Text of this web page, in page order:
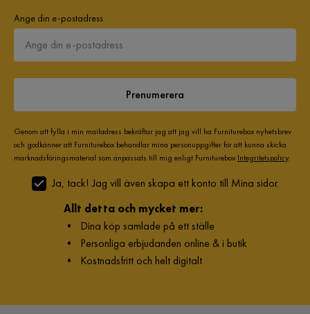
Ange din e-postadress
Prenumerera
Genom att fylla i min mailadress bekräftar jag att jag vill ha Furniturebox nyhetsbrev
och godkänner att Furniturebox behandlar mina personuppgifter för att kunna skicka
marknadsföringsmaterial som anpassats till mig enligt Furniturebox Integritetspolicy.
Ja, tack! Jag vill även skapa ett konto till Mina sidor.
Allt detta och mycket mer:
• Dina köp samlade på ett ställe
• Personliga erbjudanden online & i butik
• Kostnadsfritt och helt digitalt